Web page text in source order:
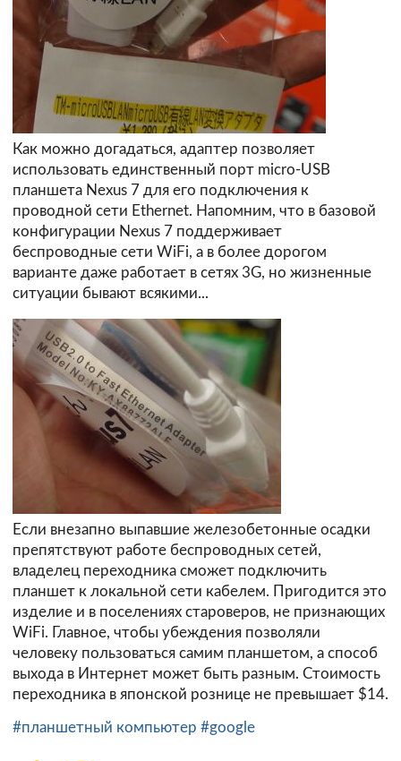
Как можно догадаться, адаптер позволяет
использовать единственный порт micro-USB
планшета Nexus 7 для его подключения к
проводной сети Ethernet. Напомним, что в базовой
конфигурации Nexus 7 поддерживает
беспроводные сети WiFi, а в более дорогом
варианте даже работает в сетях 3G, но жизненные
ситуации бывают всякими...
Если внезапно выпавшие железобетонные осадки
препятствуют работе беспроводных сетей,
владелец переходника сможет подключить
планшет к локальной сети кабелем. Пригодится это
изделие и в поселениях староверов, не признающих
WiFi. Главное, чтобы убеждения позволяли
человеку пользоваться самим планшетом, а способ
выхода в Интернет может быть разным. Стоимость
переходника в японской рознице не превышает $14.
#планшетный компьютер #google